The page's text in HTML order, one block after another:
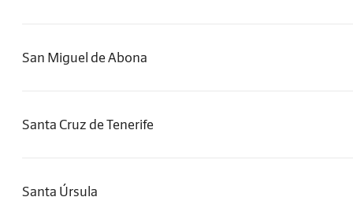
San Miguel de Abona
Santa Cruz de Tenerife
Santa Úrsula